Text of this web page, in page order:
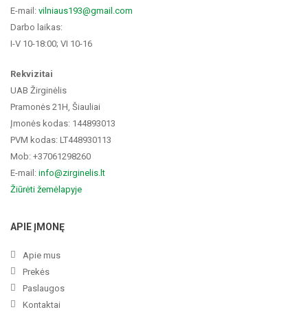
E-mail: vilniaus193@gmail.com
Darbo laikas:
I-V 10-18:00; VI 10-16
Rekvizitai
UAB Žirginėlis
Pramonės 21H, Šiauliai
Įmonės kodas: 144893013
PVM kodas: LT448930113
Mob: +37061298260
E-mail: info@zirginelis.lt
Žiūrėti žemėlapyje
APIE ĮMONĘ
Apie mus
Prekės
Paslaugos
Kontaktai